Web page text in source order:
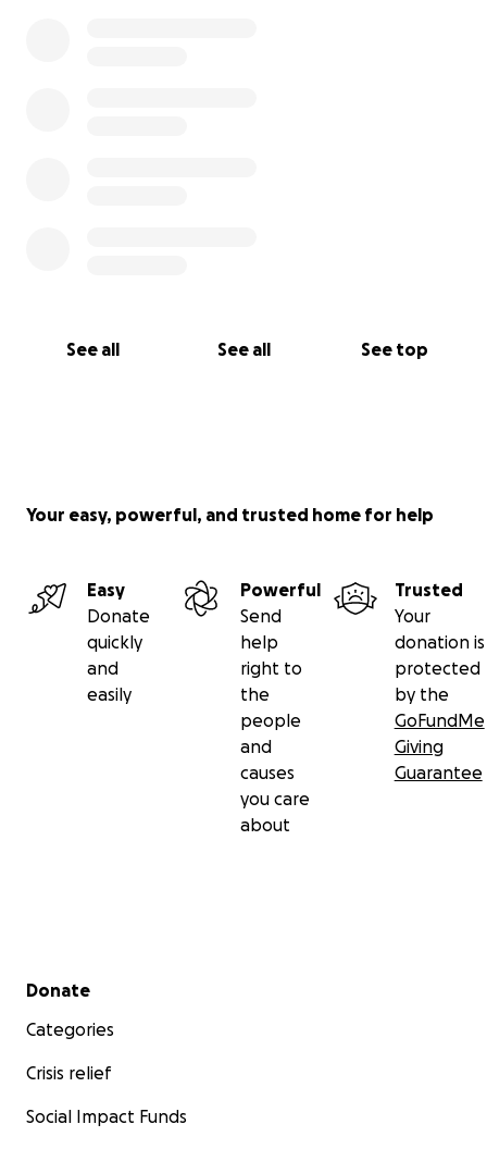
See all See all See top
Your easy, powerful, and trusted home for help
Easy
Donate
quickly
and
easily
Powerful
Send
help
right to
the
people
and
causes
you care
about
Trusted
Your
donation is
protected
by the
GoFundMe
Giving
Guarantee
Secondary menu
Donate
Categories
Crisis relief
Social Impact Funds